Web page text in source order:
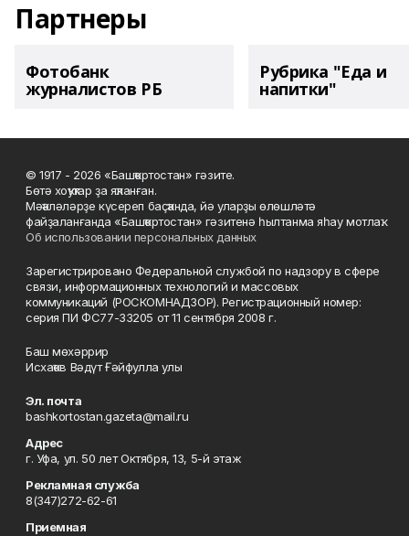
Партнеры
Фотобанк
журналистов РБ
Рубрика "Еда и
напитки"
© 1917 - 2026 «Башҡортостан» гәзите.
Бөтә хоҡуҡтар ҙа яҡланған.
Мәҡәләләрҙе күсереп баҫҡанда, йә уларҙы өлөшләтә
файҙаланғанда «Башҡортостан» гәзитенә һылтанма яһау мотлаҡ.
Об использовании персональных данных
Зарегистрировано Федеральной службой по надзору в сфере
связи, информационных технологий и массовых
коммуникаций (РОСКОМНАДЗОР). Регистрационный номер:
серия ПИ ФС77-33205 от 11 сентября 2008 г.
Баш мөхәррир
Исхаҡов Вәдүт Ғәйфулла улы
Эл. почта
bashkortostan.gazeta@mail.ru
Адрес
г. Уфа, ул. 50 лет Октября, 13, 5-й этаж
Рекламная служба
8(347)272-62-61
Приемная